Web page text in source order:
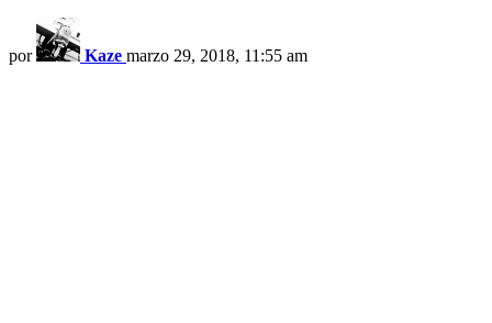
por Kaze marzo 29, 2018, 11:55 am